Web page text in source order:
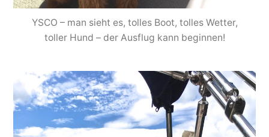
YSCO – man sieht es, tolles Boot, tolles Wetter,
toller Hund – der Ausflug kann beginnen!